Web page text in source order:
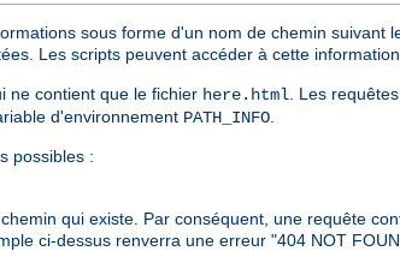
sous forme d'un nom de chemin suivant
Les scripts peuvent accéder à cette
ne contient que le fichier here.html. Les
d'environnement PATH_INFO.
possibles :
qui existe. Par conséquent, une requête
ci-dessus renverra une erreur "404 NOT